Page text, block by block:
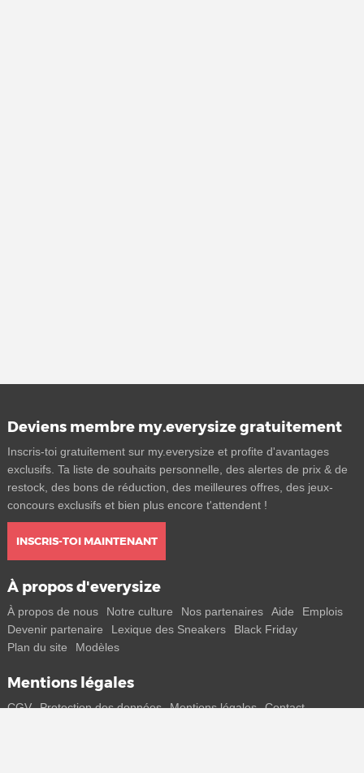
Deviens membre my.everysize gratuitement
Inscris-toi gratuitement sur my.everysize et profite d'avantages
exclusifs. Ta liste de souhaits personnelle, des alertes de prix & de
restock, des bons de réduction, des meilleures offres, des jeux-
concours exclusifs et bien plus encore t'attendent !
INSCRIS-TOI MAINTENANT
À propos d'everysize
À propos de nous Notre culture Nos partenaires Aide
Emplois
Devenir partenaire
Lexique des Sneakers
Black Friday
Plan du site
Modèles
Mentions légales
CGV Protection des données Mentions légales Contact